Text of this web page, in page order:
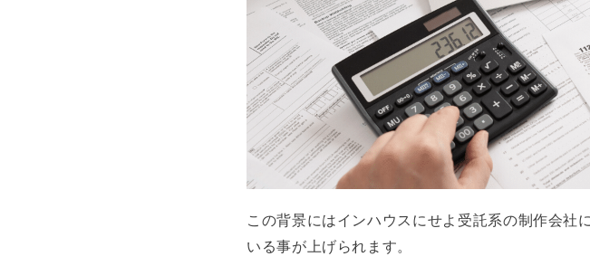
この背景にはインハウスにせよ受託系の制作会社
いる事が上げられます。